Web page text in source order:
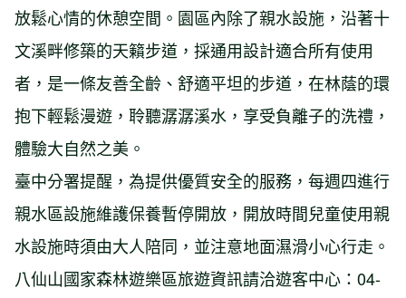
放鬆心情的休憩空間。園區內除了親水設施，沿著十
文溪畔修築的天籟步道，採通用設計適合所有使用
者，是一條友善全齡、舒適平坦的步道，在林蔭的環
抱下輕鬆漫遊，聆聽潺潺溪水，享受負離子的洗禮，
體驗大自然之美。
臺中分署提醒，為提供優質安全的服務，每週四進行
親水區設施維護保養暫停開放，開放時間兒童使用親
水設施時須由大人陪同，並注意地面濕滑小心行走。
八仙山國家森林遊樂區旅遊資訊請洽遊客中心：04-